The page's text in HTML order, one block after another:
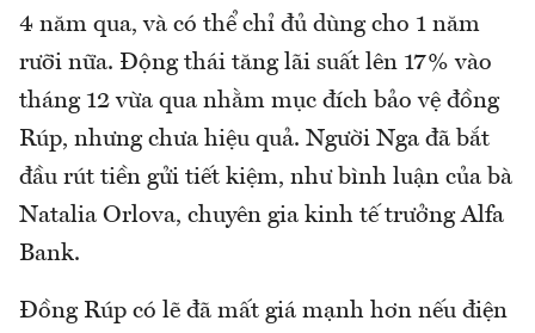
4 năm qua, và có thể chỉ đủ dùng cho 1 năm
rưỡi nữa. Động thái tăng lãi suất lên 17% vào
tháng 12 vừa qua nhằm mục đích bảo vệ đồng
Rúp, nhưng chưa hiệu quả. Người Nga đã bắt
đầu rút tiền gửi tiết kiệm, như bình luận của bà
Natalia Orlova, chuyên gia kinh tế trưởng Alfa
Bank.
Đồng Rúp có lẽ đã mất giá mạnh hơn nếu điện